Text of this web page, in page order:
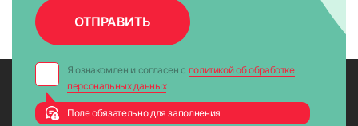
Я ознакомлен и согласен с политикой об обработке
персональных данных
Поле обязательно для заполнения